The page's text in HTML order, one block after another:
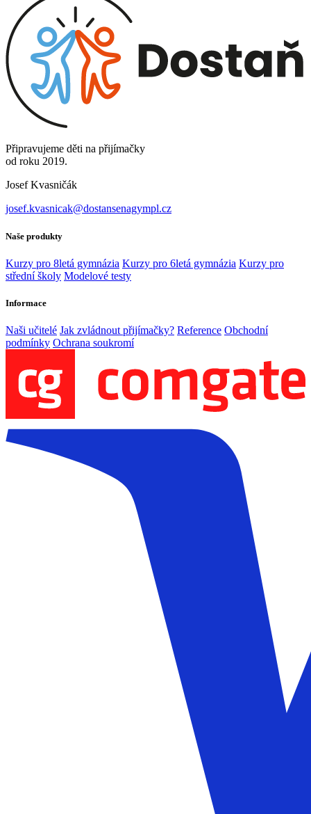
Připravujeme děti na přijímačky
od roku 2019.
Josef Kvasničák
josef.kvasnicak@dostansenagympl.cz
Naše produkty
Kurzy pro 8letá gymnázia Kurzy pro 6letá gymnázia Kurzy pro
střední školy Modelové testy
Informace
Naši učitelé Jak zvládnout přijímačky? Reference Obchodní
podmínky Ochrana soukromí